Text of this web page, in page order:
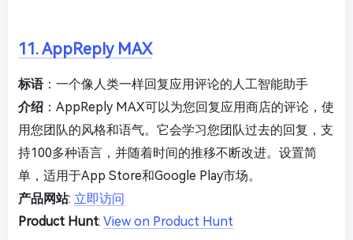
11. AppReply MAX
标语：一个像人类一样回复应用评论的人工智能助手
介绍 ：AppReply MAX可以为您回复应用商店的评论，使
用您团队的风格和语气。它会学习您团队过去的回复，支
持100多种语言，并随着时间的推移不断改进。设置简
单，适用于App Store和Google Play市场。
产品网站: 立即访问
Product Hunt: View on Product Hunt